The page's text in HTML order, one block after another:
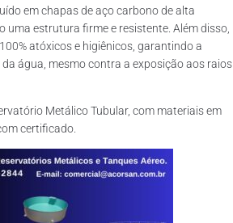
em chapas de aço carbono de alta
uma estrutura firme e resistente. Além disso,
atóxicos e higiênicos, garantindo a
água, mesmo contra a exposição aos raios
Metálico Tubular, com materiais em
certificado.